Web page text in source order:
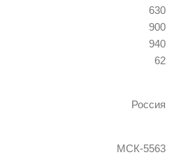
630
900
940
62
Россия
МСК-5563